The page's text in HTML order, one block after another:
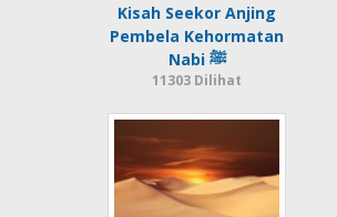
Kisah Seekor Anjing
Pembela Kehormatan
Nabi ﷺ
11303 Dilihat